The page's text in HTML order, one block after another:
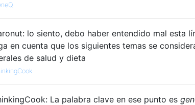
lo siento, debo haber entendido mal esta
en cuenta que los siguientes temas se
de salud y dieta
La palabra clave en ese punto es